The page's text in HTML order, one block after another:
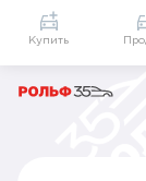
Приложение
Мой РОЛЬФ
Купить